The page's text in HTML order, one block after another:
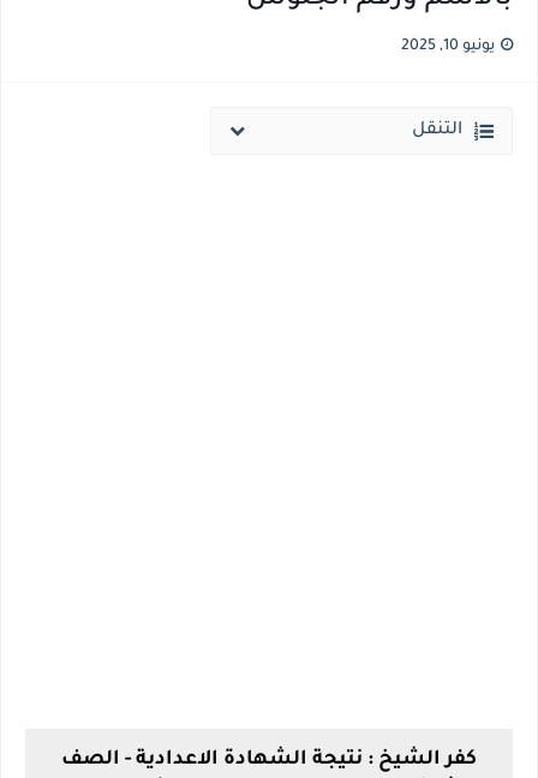
يونيو 10, 2025
التنقل
كفر الشيخ : نتيجة الشهادة الاعدادية - الصف